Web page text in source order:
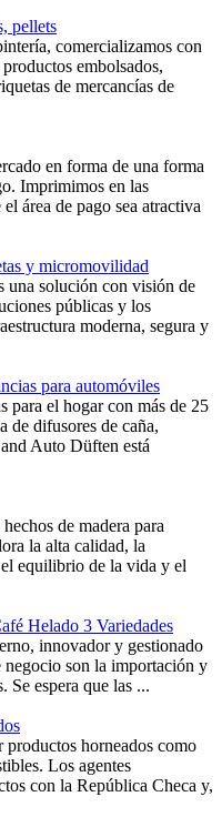
pellets
comercializamos con
embolsados,
de mercancías de
en forma de una forma
Imprimimos en las
área de pago sea atractiva
y micromovilidad
una solución con visión de
públicas y los
moderna, segura y
para automóviles
para el hogar con más de 25
de difusores de caña,
Auto Düften está
de madera para
la alta calidad, la
equilibrio de la vida y el
Helado 3 Variedades
innovador y gestionado
negocio son la importación y
Se espera que las ...
horneados como
Los agentes
con la República Checa y,